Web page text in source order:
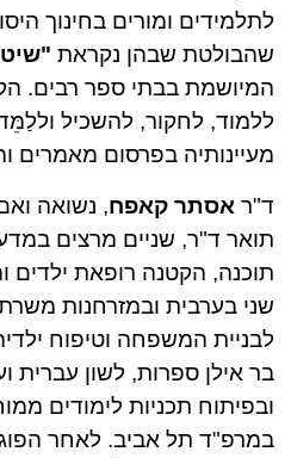
לתלמידים ומורים בחינוך
שהבולטת שבהן נקראת
המיושמת בבתי ספר רבים.
ללמוד, לחקור, להשכיל
מעיינותיה בפרסום מאמרים
ד"ר אסתר קאפח, נשואה
תואר ד"ר, שניים מרצים
תוכנה, הקטנה רופאת ילדים
שני בערבית ובמזרחנות
לבניית המשפחה וטיפוח
בר אילן ספרות, לשון עברית
ובפיתוח תכניות לימודים
במרפ"ד תל אביב. לאחר